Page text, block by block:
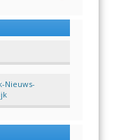
Nieuws-